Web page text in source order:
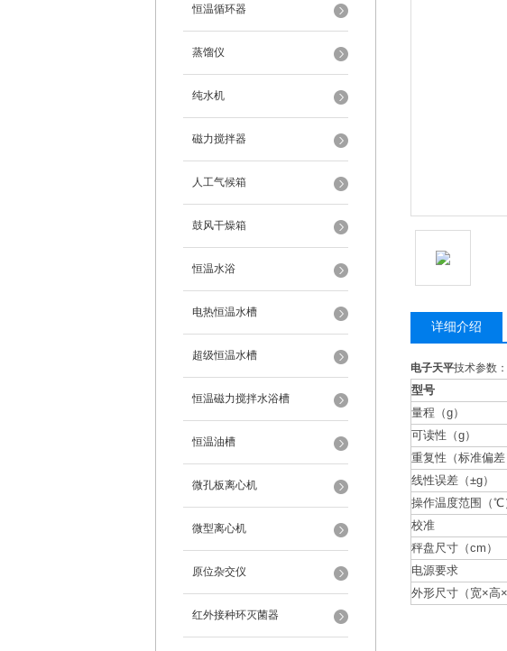
恒温循环器
蒸馏仪
纯水机
磁力搅拌器
人工气候箱
鼓风干燥箱
恒温水浴
电热恒温水槽
超级恒温水槽
恒温磁力搅拌水浴槽
恒温油槽
微孔板离心机
微型离心机
原位杂交仪
红外接种环灭菌器
详细介绍
电子天平技术参数：
型号
量程（g）
可读性（g）
重复性（标准偏差
线性误差（±g）
操作温度范围（℃
校准
秤盘尺寸（cm ）
电源要求
外形尺寸（宽×高×